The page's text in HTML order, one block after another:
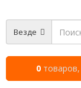
Везде
0 товаров,